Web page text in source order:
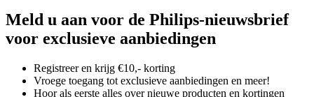
Meld u aan voor de Philips-nieuwsbrief
voor exclusieve aanbiedingen
Registreer en krijg €10,- korting
Vroege toegang tot exclusieve aanbiedingen en meer!
Hoor als eerste alles over nieuwe producten en kortingen